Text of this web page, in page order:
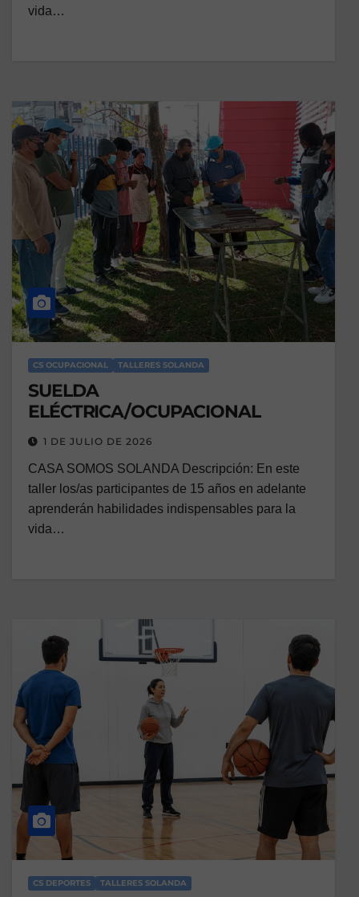
vida…
CS OCUPACIONAL TALLERES SOLANDA
SUELDA
ELÉCTRICA/OCUPACIONAL
1 DE JULIO DE 2026
CASA SOMOS SOLANDA Descripción: En este
taller los/as participantes de 15 años en adelante
aprenderán habilidades indispensables para la
vida…
CS DEPORTES TALLERES SOLANDA